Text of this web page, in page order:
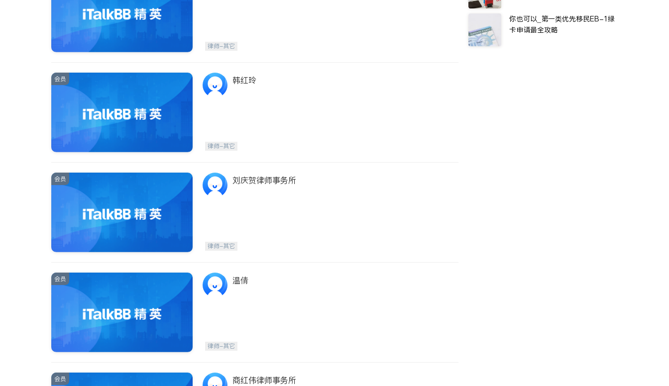
律师-其它
会员 韩红玲
律师-其它
会员 刘庆贺律师事务所
律师-其它
会员 温倩
律师-其它
会员 商红伟律师事务所
你也可以_第一类优先移民EB-1绿
卡申请最全攻略